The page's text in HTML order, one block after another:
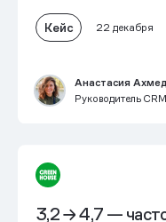
Кейс 22 декабря
Анастасия
Руководитель
3,2 → 4,7 —